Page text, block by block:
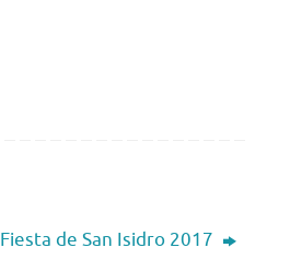
Fiesta de San Isidro 2017